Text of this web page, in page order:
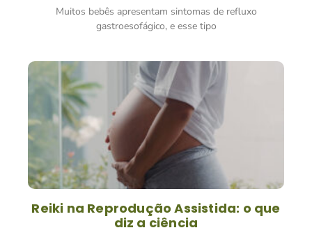
Muitos bebês apresentam sintomas de refluxo
gastroesofágico, e esse tipo
Reiki na Reprodução Assistida: o que
diz a ciência